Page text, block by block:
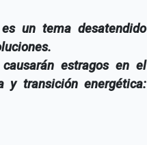
un tema desatendido
estragos en el
y transición energética: